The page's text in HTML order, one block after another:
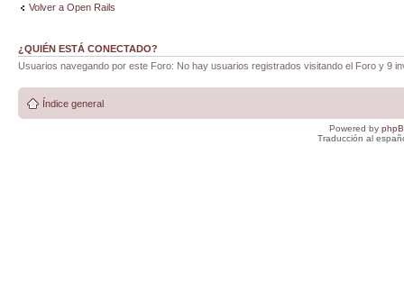
Volver a Open Rails
¿QUIÉN ESTÁ CONECTADO?
Usuarios navegando por este Foro: No hay usuarios registrados visitando el Foro y 9
Índice general
Powered by
Traducción al